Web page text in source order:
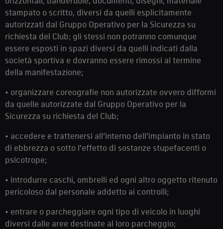
stampato o scritto, diversi da quelli esplicitamente
autorizzati dal Gruppo Operativo per la Sicurezza su
richiesta del Club; gli stessi non potranno comunque
essere esposti in spazi diversi da quelli indicati dalla
società sportiva e dovranno essere rimossi al termine
della manifestazione;
• organizzare coreografie non autorizzate ovvero difformi
da quelle autorizzate dal Gruppo Operativo per la
Sicurezza su richiesta del Club;
• accedere e trattenersi all’interno dell’impianto in stato
di ebbrezza o sotto l’effetto di sostanze stupefacenti o
psicotrope;
• introdurre caschi, ombrelli ed ogni altro oggetto ritenuto
pericoloso dal personale addetto ai controlli;
• entrare o parcheggiare ogni tipo di veicolo in luoghi
diversi dalle aree destinate al loro parcheggio;